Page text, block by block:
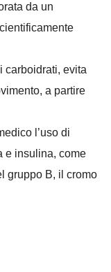
da un
carboidrati, evita
a partire
l’uso di
e insulina, come
gruppo B, il cromo